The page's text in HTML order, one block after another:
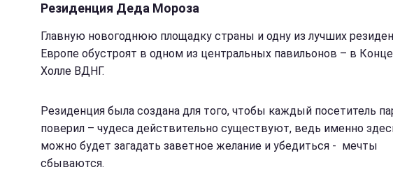
Резиденция Деда Мороза
Главную новогоднюю площадку страны и одну из лучших
Европе обустроят в одном из центральных павильонов – в
Холле ВДНГ.
Резиденция была создана для того, чтобы каждый посетитель
поверил – чудеса действительно существуют, ведь именно
можно будет загадать заветное желание и убедиться - мечты
сбываются.